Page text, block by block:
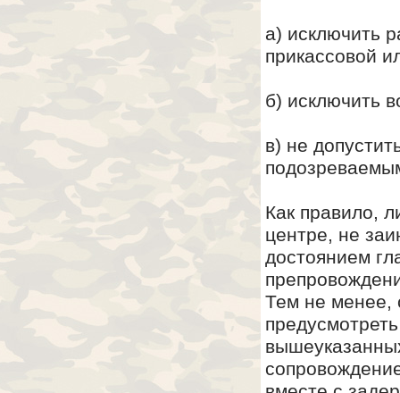
а) исключить
прикассовой
б) исключить
в) не
Как правило,
центре, не
достоянием
Тем не менее,